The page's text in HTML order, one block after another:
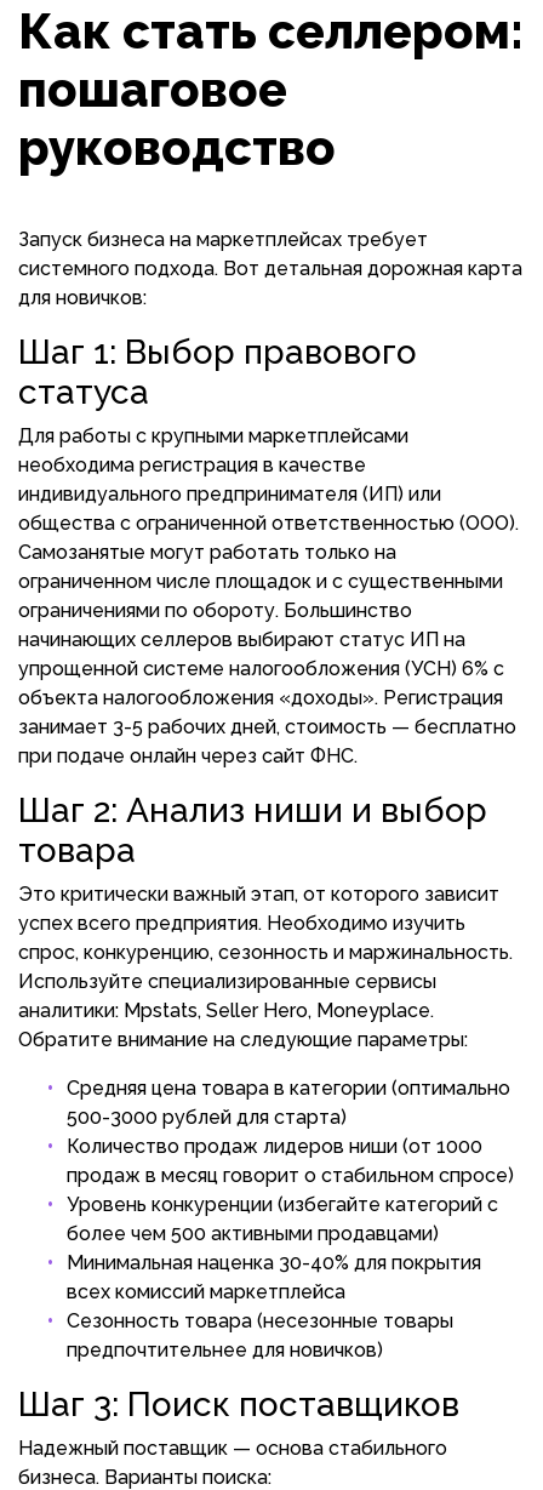
Как стать селлером:
пошаговое
руководство
Запуск бизнеса на маркетплейсах требует
системного подхода. Вот детальная дорожная карта
для новичков:
Шаг 1: Выбор правового
статуса
Для работы с крупными маркетплейсами
необходима регистрация в качестве
индивидуального предпринимателя (ИП) или
общества с ограниченной ответственностью (ООО).
Самозанятые могут работать только на
ограниченном числе площадок и с существенными
ограничениями по обороту. Большинство
начинающих селлеров выбирают статус ИП на
упрощенной системе налогообложения (УСН) 6% с
объекта налогообложения «доходы». Регистрация
занимает 3-5 рабочих дней, стоимость — бесплатно
при подаче онлайн через сайт ФНС.
Шаг 2: Анализ ниши и выбор
товара
Это критически важный этап, от которого зависит
успех всего предприятия. Необходимо изучить
спрос, конкуренцию, сезонность и маржинальность.
Используйте специализированные сервисы
аналитики: Mpstats, Seller Hero, Moneyplace.
Обратите внимание на следующие параметры:
Средняя цена товара в категории (оптимально
500-3000 рублей для старта)
Количество продаж лидеров ниши (от 1000
продаж в месяц говорит о стабильном спросе)
Уровень конкуренции (избегайте категорий с
более чем 500 активными продавцами)
Минимальная наценка 30-40% для покрытия
всех комиссий маркетплейса
Сезонность товара (несезонные товары
предпочтительнее для новичков)
Шаг 3: Поиск поставщиков
Надежный поставщик — основа стабильного
бизнеса. Варианты поиска: